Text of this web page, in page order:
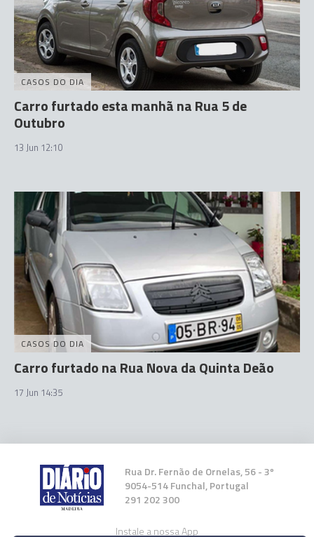
CASOS DO DIA
Carro furtado esta manhã na Rua 5 de
Outubro
13 Jun 12:10
CASOS DO DIA
Carro furtado na Rua Nova da Quinta Deão
17 Jun 14:35
Rua Dr. Fernão de Ornelas, 56 - 3º
9054-514 Funchal, Portugal
291 202 300
Instale a nossa App